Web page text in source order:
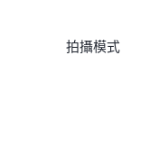
拍攝模式